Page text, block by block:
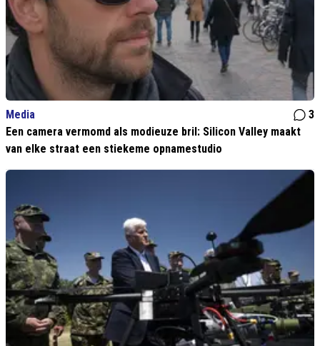
Media
3
Een camera vermomd als modieuze bril: Silicon Valley maakt
van elke straat een stiekeme opnamestudio